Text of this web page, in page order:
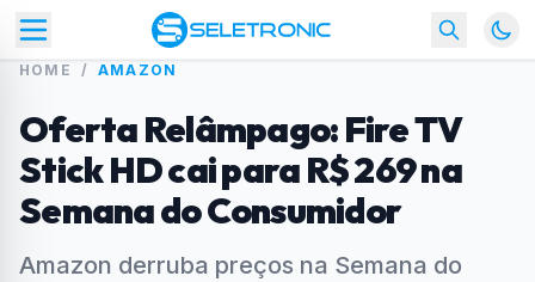
HOME / AMAZON
Oferta Relâmpago: Fire TV
Stick HD cai para R$ 269 na
Semana do Consumidor
Amazon derruba preços na Semana do